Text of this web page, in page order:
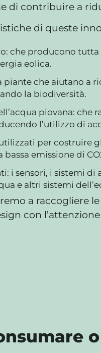
di contribuire a
di queste
che producono
eolica.
che aiutano a
la biodiversità.
piovana: che
l’utilizzo di
per costruire
bassa emissione di
i sensori, i sistemi
e altri sistemi
a raccogliere
con